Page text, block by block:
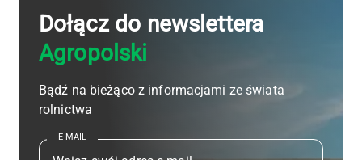
Dołącz do newslettera
Agropolski
Bądź na bieżąco z informacjami ze świata
rolnictwa
E-MAIL